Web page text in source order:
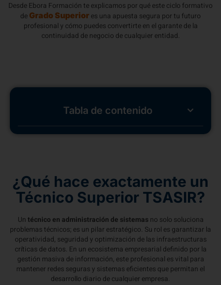
Desde Ebora Formación te explicamos por qué este ciclo formativo
de Grado Superior es una apuesta segura por tu futuro
profesional y cómo puedes convertirte en el garante de la
continuidad de negocio de cualquier entidad.
Tabla de contenido
¿Qué hace exactamente un
Técnico Superior TSASIR?
Untécnico en administración de sistemas no solo soluciona
problemas técnicos; es un pilar estratégico. Su rol es garantizar la
operatividad, seguridad y optimización de las infraestructuras
críticas de datos. En un ecosistema empresarial definido por la
gestión masiva de información, este profesional es vital para
mantener redes seguras y sistemas eficientes que permitan el
desarrollo diario de cualquier empresa.